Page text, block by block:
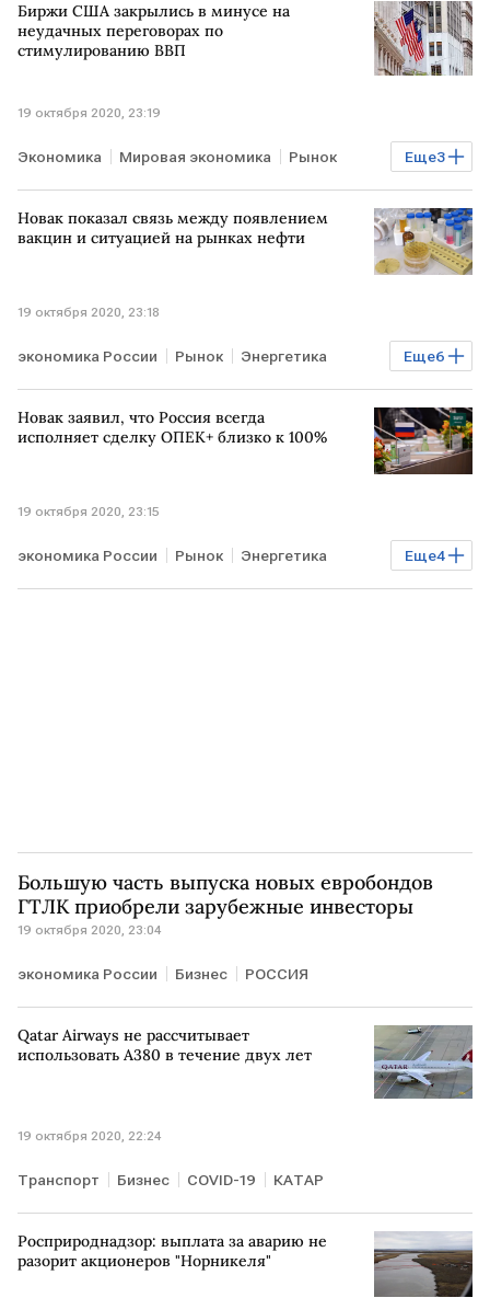
Биржи США закрылись в минусе на
неудачных переговорах по
стимулированию ВВП
19 октября 2020, 23:19
Еще3
Экономика Мировая экономика Рынок
Торги Акции США
Новак показал связь между появлением
вакцин и ситуацией на рынках нефти
19 октября 2020, 23:18
Еще6
экономика России Рынок Энергетика
Нефть Фармацевтика Бизнес
Рынок товаров COVID-19 РОССИЯ
Новак заявил, что Россия всегда
исполняет сделку ОПЕК+ близко к 100%
19 октября 2020, 23:15
Еще4
экономика России Рынок Энергетика
Нефть Рынок товаров Сделка ОПЕК+
Большую часть выпуска новых евробондов
ГТЛК приобрели зарубежные инвесторы
19 октября 2020, 23:04
экономика России Бизнес РОССИЯ
Qatar Airways не рассчитывает
использовать A380 в течение двух лет
19 октября 2020, 22:24
Транспорт Бизнес COVID-19 КАТАР
Росприроднадзор: выплата за аварию не
разорит акционеров "Норникеля"